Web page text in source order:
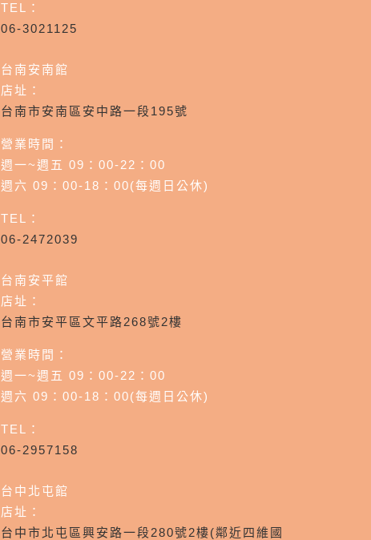
TEL：
06-3021125
台南安南館
店址：
台南市安南區安中路一段195號
營業時間：
週一~週五 09：00-22：00
週六 09：00-18：00(每週日公休)
TEL：
06-2472039
台南安平館
店址：
台南市安平區文平路268號2樓
營業時間：
週一~週五 09：00-22：00
週六 09：00-18：00(每週日公休)
TEL：
06-2957158
台中北屯館
店址：
台中市北屯區興安路一段280號2樓(鄰近四維國